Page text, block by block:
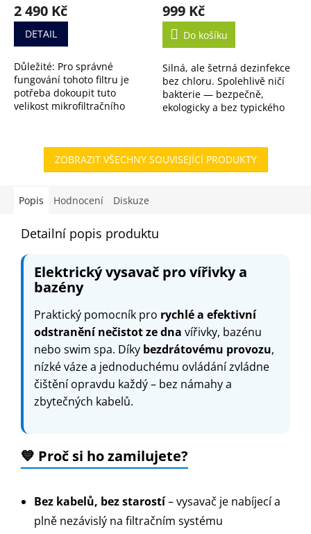
produktu
5,0
5
hvězdiček.
2 490 Kč
DETAIL
Důležité: Pro správné
fungování tohoto filtru je
potřeba dokoupit tuto
velikost mikrofiltračního
Nevadí....
produktu
5,0
5
hvězdiček.
999 Kč
Do košíku
Silná, ale šetrná dezinfekce
bez chloru. Spolehlivě ničí
bakterie — bezpečně,
ekologicky a bez typického
ZOBRAZIT VŠECHNY SOUVISEJÍCÍ PRODUKTY
Popis Hodnocení Diskuze
Detailní popis produktu
Elektrický vysavač pro vířivky a
bazény
Praktický pomocník pro rychlé a efektivní
odstranění nečistot ze dna vířivky, bazénu
nebo swim spa. Díky bezdrátovému provozu,
nízké váze a jednoduchému ovládání zvládne
čištění opravdu každý – bez námahy a
zbytečných kabelů.
💙 Proč si ho zamilujete?
Bez kabelů, bez starostí– vysavač je nabíjecí a
plně nezávislý na filtračním systému